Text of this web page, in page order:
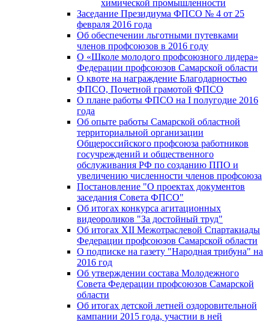
химической промышленности
Заседание Президиума ФПСО № 4 от 25
февраля 2016 года
Об обеспечении льготными путевками
членов профсоюзов в 2016 году
О «Школе молодого профсоюзного лидера»
Федерации профсоюзов Самарской области
О квоте на награждение Благодарностью
ФПСО, Почетной грамотой ФПСО
О плане работы ФПСО на I полугодие 2016
года
Об опыте работы Самарской областной
территориальной организации
Общероссийского профсоюза работников
госучреждений и общественного
обслуживания РФ по созданию ППО и
увеличению численности членов профсоюза
Постановление "О проектах документов
заседания Совета ФПСО"
Об итогах конкурса агитационных
видеороликов "За достойный труд"
Об итогах XII Межотраслевой Спартакиады
Федерации профсоюзов Самарской области
О подписке на газету "Народная трибуна" на
2016 год
Об утверждении состава Молодежного
Совета Федерации профсоюзов Самарской
области
Об итогах детской летней оздоровительной
кампании 2015 года, участии в ней